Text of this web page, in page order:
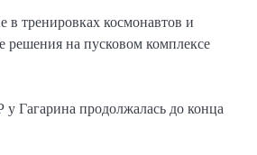
тренировках космонавтов и
на пусковом комплексе
продолжалась до конца